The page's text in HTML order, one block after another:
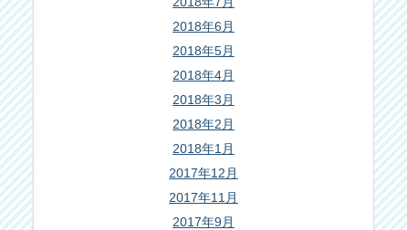
2018年6月
2018年5月
2018年4月
2018年3月
2018年2月
2018年1月
2017年12月
2017年11月
2017年9月